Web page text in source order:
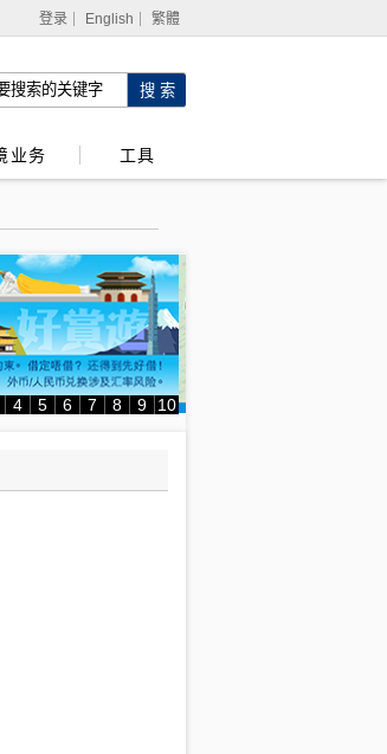
登录 English 繁體
强积金服务
业务 工具
4 5 6 7 8 9 10